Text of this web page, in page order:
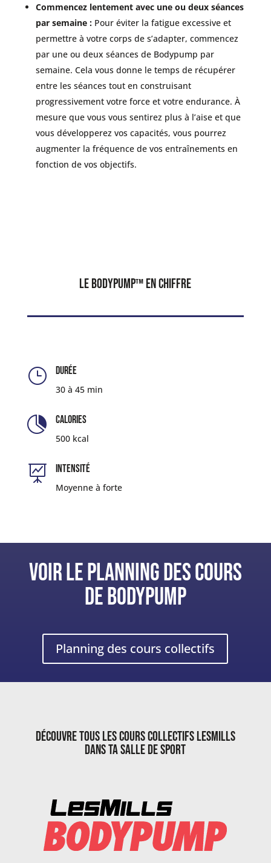
Commencez lentement avec une ou deux séances
par semaine :Pour éviter la fatigue excessive et
permettre à votre corps de s’adapter, commencez
par une ou deux séances de Bodypump par
semaine. Cela vous donne le temps de récupérer
entre les séances tout en construisant
progressivement votre force et votre endurance. À
mesure que vous vous sentirez plus à l’aise et que
vous développerez vos capacités, vous pourrez
augmenter la fréquence de vos entraînements en
fonction de vos objectifs.
Le Bodypump™ en chiffre
} Durée
30 à 45 min
 Calories
500 kcal
 Intensité
Moyenne à forte
VOIR LE PLANNING DES COURS
DE BODYPUMP
Planning des cours collectifs
Découvre tous les cours collectifs Lesmills
dans ta salle de sport